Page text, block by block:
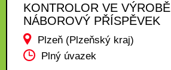
KONTROLOR VE VÝROBĚ |
NÁBOROVÝ PŘÍSPĚVEK
Plzeň (Plzeňský kraj)
Plný úvazek